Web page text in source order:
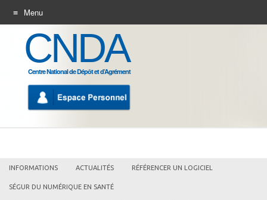
Menu
CONTENU
CNDA
Centre National de Dépôt et d’Agrément
INFORMATIONS ACTUALITÉS RÉFÉRENCER UN LOGICIEL
SÉGUR DU NUMÉRIQUE EN SANTÉ